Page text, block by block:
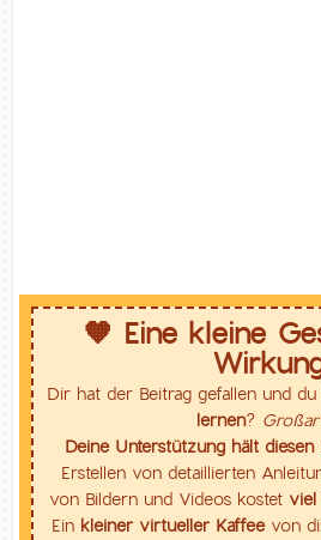
🧡 Eine kleine
Dir hat der Beitrag gefallen und
lernen?
Deine Unterstützung hält diesen
Erstellen von detaillierten
von Bildern und Videos kostet viel
Ein kleiner virtueller Kaffeevon